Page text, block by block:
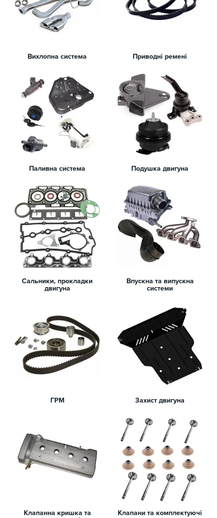
Вихлопна система Приводні ремені
Паливна система Подушка двигуна
Сальники, прокладки
двигуна
Впускна та випускна
системи
ГРМ Захист двигуна
Клапанна кришка та
Клапани та комплектуючі